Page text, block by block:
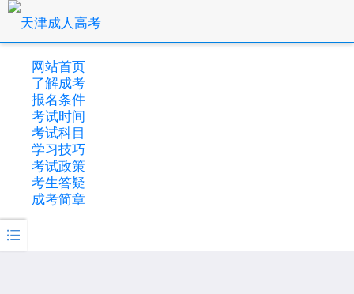
网站首页
了解成考
报名条件
考试时间
考试科目
学习技巧
考试政策
考生答疑
成考简章
